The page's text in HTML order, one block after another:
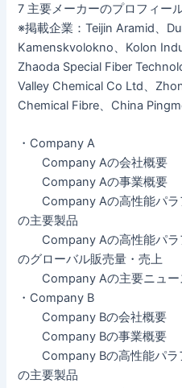
7 主要メーカーのプロフィー
※掲載企業：Teijin Aramid、
Kamenskvolokno、Kolon
Zhaoda Special Fiber
Valley Chemical Co Ltd、
Chemical Fibre、China
・Company A
Company Aの会社概要
Company Aの事業概要
Company Aの高性能パラ
の主要製品
Company Aの高性能パラ
のグローバル販売量・売上
Company Aの主要ニュー
・Company B
Company Bの会社概要
Company Bの事業概要
Company Bの高性能パラ
の主要製品